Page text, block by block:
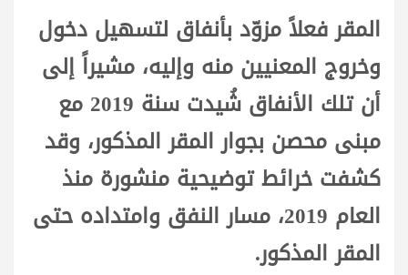
المقر فعلاً مزوّد بأنفاق لتسهيل دخول
وخروج المعنيين منه وإليه، مشيراً إلى
أن تلك الأنفاق شُيدت سنة 2019 مع
مبنى محصن بجوار المقر المذكور، وقد
كشفت خرائط توضيحية منشورة منذ
العام 2019، مسار النفق وامتداده حتى
المقر المذكور.